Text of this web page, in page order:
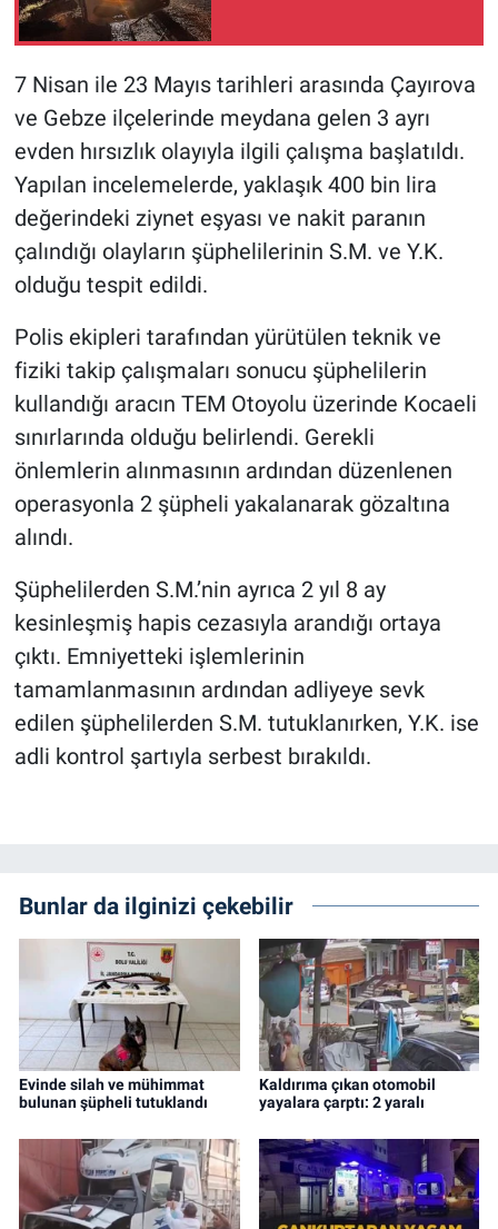
7 Nisan ile 23 Mayıs tarihleri arasında Çayırova
ve Gebze ilçelerinde meydana gelen 3 ayrı
evden hırsızlık olayıyla ilgili çalışma başlatıldı.
Yapılan incelemelerde, yaklaşık 400 bin lira
değerindeki ziynet eşyası ve nakit paranın
çalındığı olayların şüphelilerinin S.M. ve Y.K.
olduğu tespit edildi.
Polis ekipleri tarafından yürütülen teknik ve
fiziki takip çalışmaları sonucu şüphelilerin
kullandığı aracın TEM Otoyolu üzerinde Kocaeli
sınırlarında olduğu belirlendi. Gerekli
önlemlerin alınmasının ardından düzenlenen
operasyonla 2 şüpheli yakalanarak gözaltına
alındı.
Şüphelilerden S.M.’nin ayrıca 2 yıl 8 ay
kesinleşmiş hapis cezasıyla arandığı ortaya
çıktı. Emniyetteki işlemlerinin
tamamlanmasının ardından adliyeye sevk
edilen şüphelilerden S.M. tutuklanırken, Y.K. ise
adli kontrol şartıyla serbest bırakıldı.
Bunlar da ilginizi çekebilir
Evinde silah ve mühimmat
bulunan şüpheli tutuklandı
Kaldırıma çıkan otomobil
yayalara çarptı: 2 yaralı